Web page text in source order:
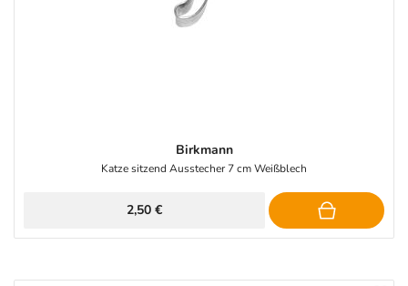
Birkmann
Katze sitzend Ausstecher 7 cm Weißblech
2,50 €